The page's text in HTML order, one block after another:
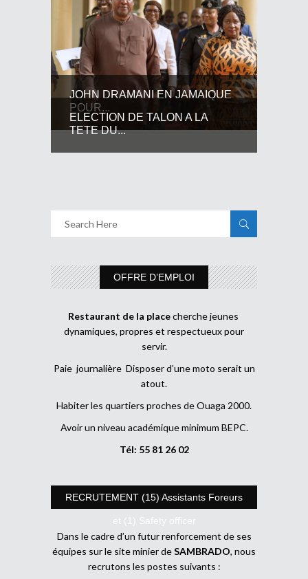
JOHN DRAMANI EN JAMAIQUE
POUR...
ELECTION DE TALON A LA
TETE DU...
OFFRE D’EMPLOI
Restaurant de la placecherche jeunes
dynamiques, propres et respectueux pour
servir.
Paie journalière Disposer d’une moto serait un
atout.
Habiter les quartiers proches de Ouaga 2000.
Avoir un niveau académique minimum BEPC.
Tél: 55 81 26 02
RECRUTEMENT (15) Assistants Foreurs
et (1) Safety officer
Dans le cadre d’un futur renforcement de ses
équipes sur le site minier deSAMBRADO, nous
recrutons les postes suivants :